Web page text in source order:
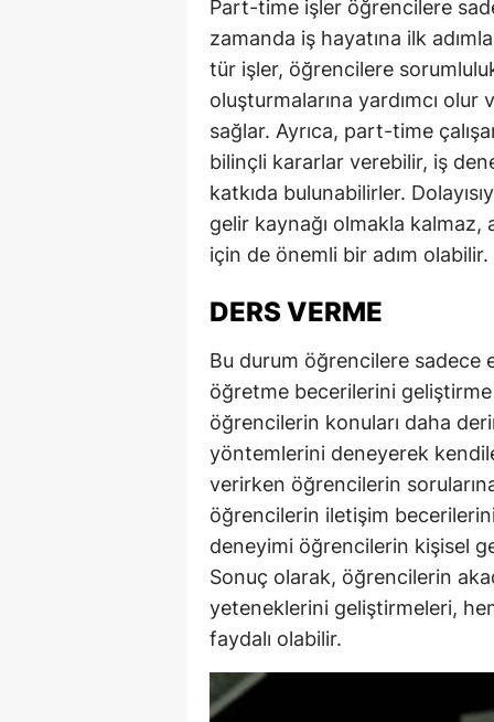
Part-time işler öğrencilere
zamanda iş hayatına ilk
tür işler, öğrencilere
oluşturmalarına yardımcı
sağlar. Ayrıca, part-time
bilinçli kararlar verebilir, iş
katkıda bulunabilirler.
gelir kaynağı olmakla kalmaz,
için de önemli bir adım olabilir.
DERS VERME
Bu durum öğrencilere sadece
öğretme becerilerini geliştirme
öğrencilerin konuları daha
yöntemlerini deneyerek
verirken öğrencilerin
öğrencilerin iletişim becerilerini
deneyimi öğrencilerin kişisel
Sonuç olarak, öğrencilerin
yeteneklerini geliştirmeleri,
faydalı olabilir.